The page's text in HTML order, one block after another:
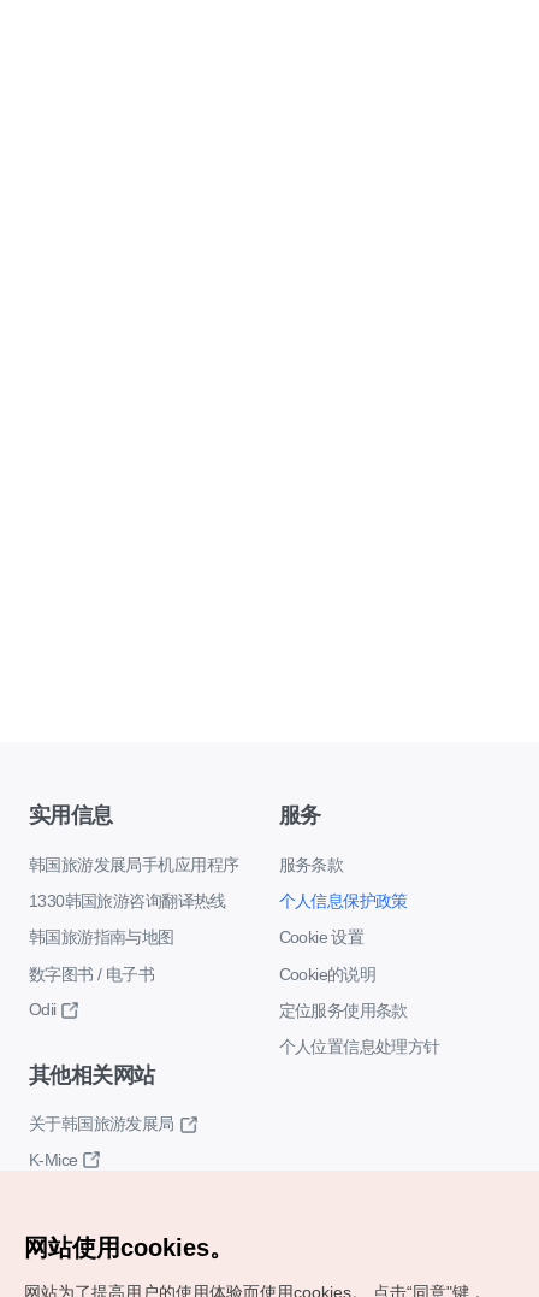
实用信息
韩国旅游发展局手机应用程序
1330韩国旅游咨询翻译热线
韩国旅游指南与地图
数字图书 / 电子书
Odii
服务
服务条款
个人信息保护政策
Cookie 设置
Cookie的说明
定位服务使用条款
个人位置信息处理方针
其他相关网站
关于韩国旅游发展局
K-Mice
网站使用cookies。
网站为了提高用户的使用体验而使用cookies。 点击“同意"键，